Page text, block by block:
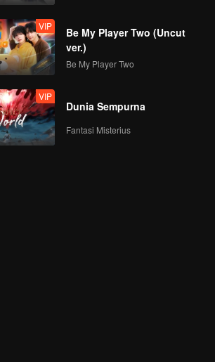
VIP
Be My Player Two (Uncut
ver.)
Be My Player Two
VIP
Dunia Sempurna
Fantasi Misterius